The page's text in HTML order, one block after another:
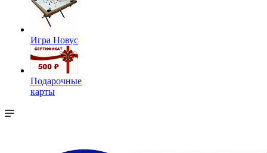
Игра Новус
Подарочные
карты